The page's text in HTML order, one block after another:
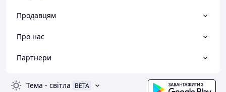
Продавцям
Про нас
Партнери
Тема - світла BETA